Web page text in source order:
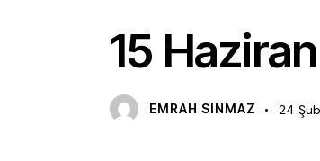
15
EMRAH SINMAZ 24